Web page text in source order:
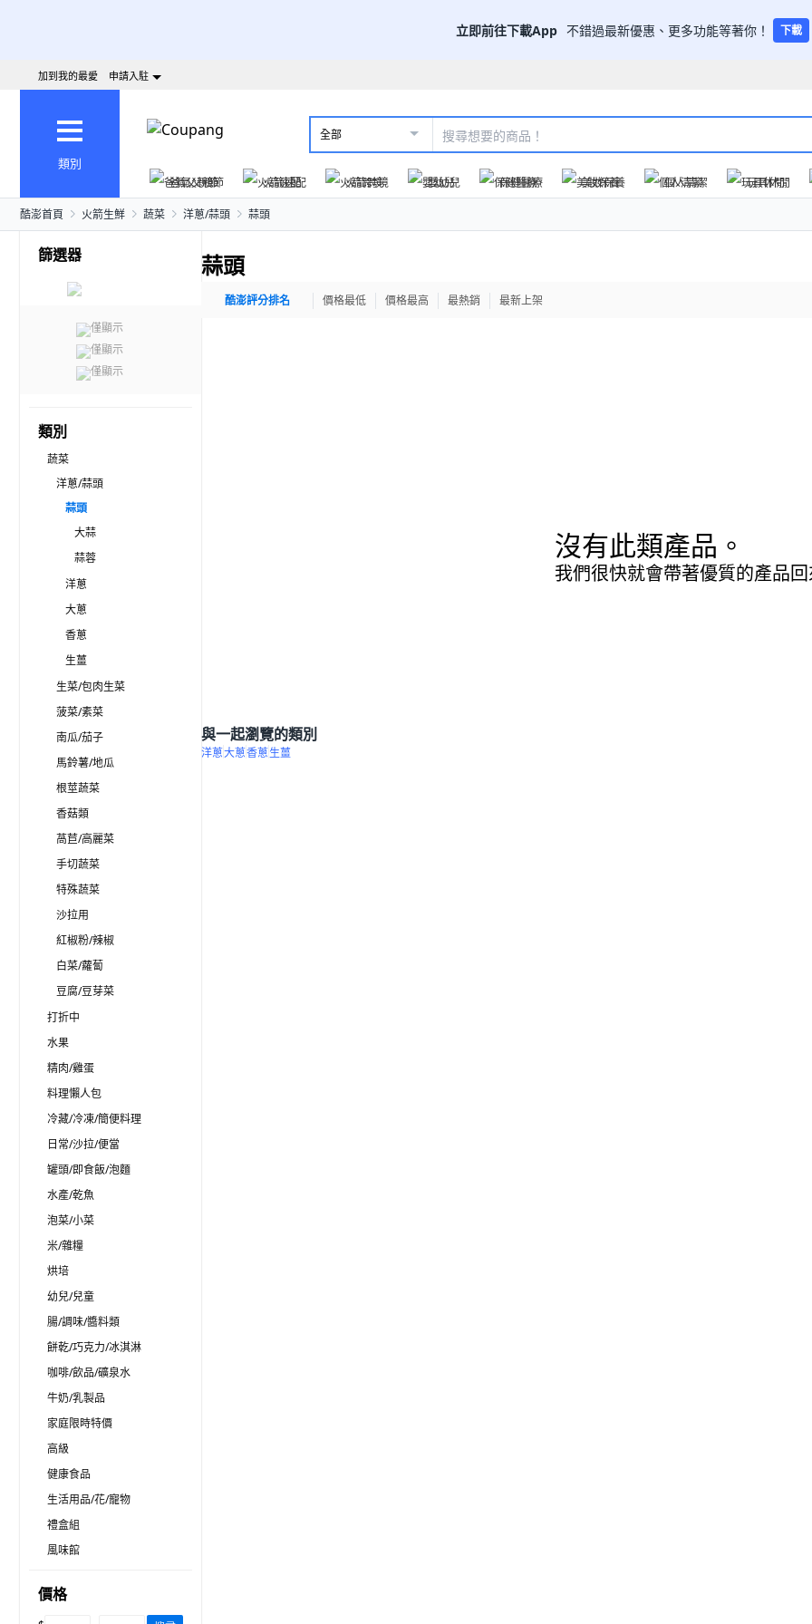
立即前往下載App 不錯過最新優惠、更多功能等著你！ 下載
加到我的最愛 申請入駐
類別
全部
爸氣父親節 火箭速配 火箭跨境 嬰幼兒 保健醫療 美妝保養 個人清潔 玩具休閒
酷澎首頁 火箭生鮮 蔬菜 洋蔥/蒜頭 蒜頭
篩選器
僅顯示
僅顯示
僅顯示
類別
蔬菜
洋蔥/蒜頭
蒜頭
大蒜
蒜蓉
洋蔥
大蔥
香蔥
生薑
生菜/包肉生菜
菠菜/素菜
南瓜/茄子
馬鈴薯/地瓜
根莖蔬菜
香菇類
萵苣/高麗菜
手切蔬菜
特殊蔬菜
沙拉用
紅椒粉/辣椒
白菜/蘿蔔
豆腐/豆芽菜
打折中
水果
精肉/雞蛋
料理懶人包
冷藏/冷凍/簡便料理
日常/沙拉/便當
罐頭/即食飯/泡麵
水產/乾魚
泡菜/小菜
米/雜糧
烘培
幼兒/兒童
腸/調味/醬料類
餅乾/巧克力/冰淇淋
咖啡/飲品/礦泉水
牛奶/乳製品
家庭限時特價
高級
健康食品
生活用品/花/寵物
禮盒組
風味館
價格
蒜頭
酷澎評分排名 價格最低 價格最高 最熱銷 最新上架
沒有此類產品。
我們很快就會帶著優質的產品
與一起瀏覽的類別
洋蔥大蔥香蔥生薑